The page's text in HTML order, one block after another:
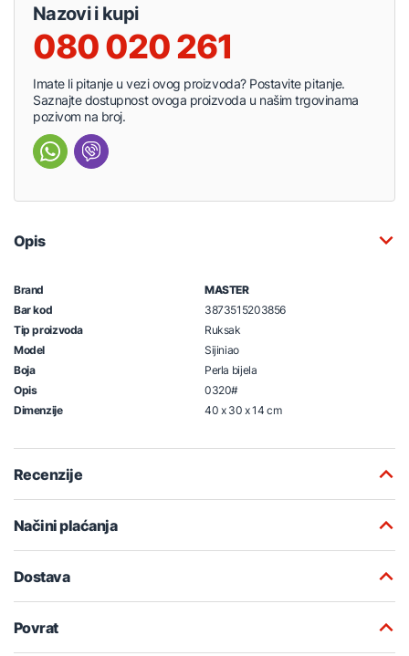
Nazovi i kupi
080 020 261
Imate li pitanje u vezi ovog proizvoda? Postavite pitanje.
Saznajte dostupnost ovoga proizvoda u našim trgovinama
pozivom na broj.
Opis
Brand
MASTER
Bar kod
3873515203856
Tip proizvoda
Ruksak
Model
Sijiniao
Boja
Perla bijela
Opis
0320#
Dimenzije
40 x 30 x 14 cm
Recenzije
Načini plaćanja
Dostava
Povrat